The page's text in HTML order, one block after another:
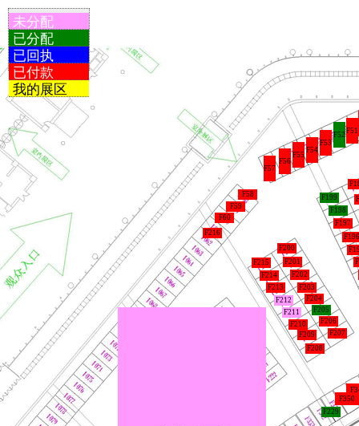
未分配
已分配
已回执
已付款
我的展区
F51
F52
F53
F54
F55
F56
F57
F58
F59
F60
F350
F196
F197
F198
F199
F200
F201
F202
F203
F204
F205
F206
F207
F208
F209
F210
F211
F212
F213
F214
F215
F216
F229